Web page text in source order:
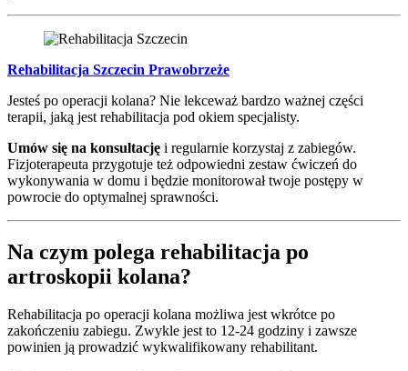
Rehabilitacja Szczecin Prawobrzeże
Jesteś po operacji kolana? Nie lekceważ bardzo ważnej części
terapii, jaką jest rehabilitacja pod okiem specjalisty.
Umów się na konsultację i regularnie korzystaj z zabiegów.
Fizjoterapeuta przygotuje też odpowiedni zestaw ćwiczeń do
wykonywania w domu i będzie monitorował twoje postępy w
powrocie do optymalnej sprawności.
Na czym polega rehabilitacja po
artroskopii kolana?
Rehabilitacja po operacji kolana możliwa jest wkrótce po
zakończeniu zabiegu. Zwykle jest to 12-24 godziny i zawsze
powinien ją prowadzić wykwalifikowany rehabilitant.